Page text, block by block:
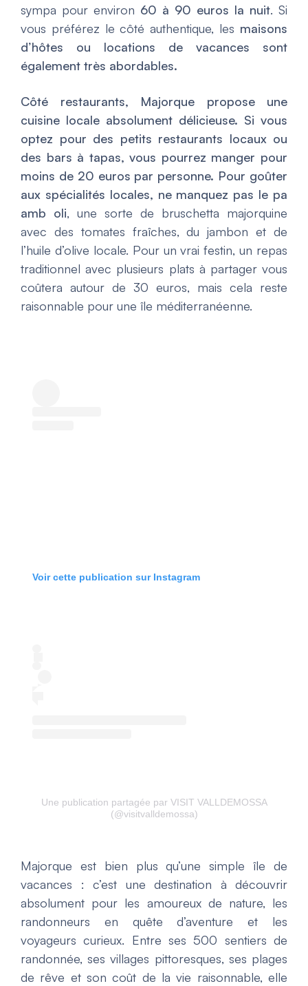
sympa pour environ 60 à 90 euros la nuit. Si
vous préférez le côté authentique, les maisons
d’hôtes ou locations de vacances sont
également très abordables.
Côté restaurants, Majorque propose une
cuisine locale absolument délicieuse. Si vous
optez pour des petits restaurants locaux ou
des bars à tapas, vous pourrez manger pour
moins de 20 euros par personne. Pour goûter
aux spécialités locales, ne manquez pas le pa
amb oli, une sorte de bruschetta majorquine
avec des tomates fraîches, du jambon et de
l’huile d’olive locale. Pour un vrai festin, un repas
traditionnel avec plusieurs plats à partager vous
coûtera autour de 30 euros, mais cela reste
raisonnable pour une île méditerranéenne.
Voir cette publication sur Instagram
Une publication partagée par VISIT VALLDEMOSSA
(@visitvalldemossa)
Majorque est bien plus qu’une simple île de
vacances : c’est une destination à découvrir
absolument pour les amoureux de nature, les
randonneurs en quête d’aventure et les
voyageurs curieux. Entre ses 500 sentiers de
randonnée, ses villages pittoresques, ses plages
de rêve et son coût de la vie raisonnable, elle